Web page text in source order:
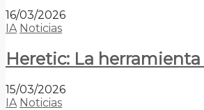
16/03/2026
IA Noticias
Heretic: La
15/03/2026
IA Noticias